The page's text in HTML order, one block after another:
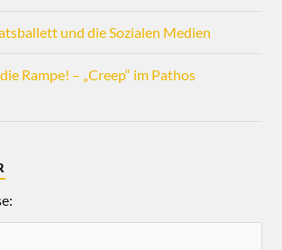
und die Sozialen Medien
Rampe! – „Creep“ im Pathos